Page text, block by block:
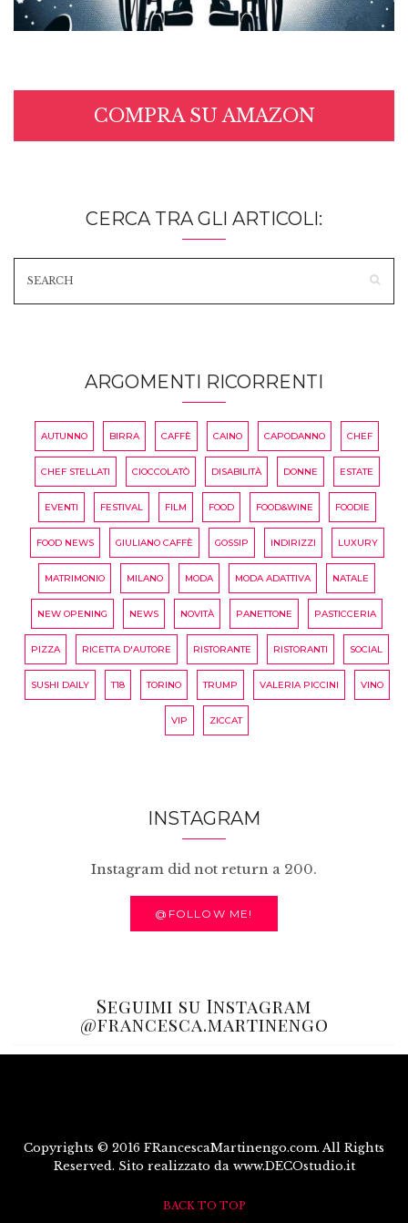
COMPRA SU AMAZON
CERCA TRA GLI ARTICOLI:
ARGOMENTI RICORRENTI
AUTUNNO BIRRA CAFFÈ CAINO CAPODANNO CHEF
CHEF STELLATI CIOCCOLATÒ DISABILITÀ DONNE ESTATE
EVENTI FESTIVAL FILM FOOD FOOD&WINE FOODIE
FOOD NEWS GIULIANO CAFFÈ GOSSIP INDIRIZZI LUXURY
MATRIMONIO MILANO MODA MODA ADATTIVA NATALE
NEW OPENING NEWS NOVITÀ PANETTONE PASTICCERIA
PIZZA RICETTA D'AUTORE RISTORANTE RISTORANTI SOCIAL
SUSHI DAILY T18 TORINO TRUMP VALERIA PICCINI VINO
VIP ZICCAT
INSTAGRAM
Instagram did not return a 200.
@FOLLOW ME!
Seguimi su Instagram
@francesca.martinengo
Copyrights © 2016 FRancescaMartinengo.com. All Rights
Reserved. Sito realizzato da www.DECOstudio.it
BACK TO TOP